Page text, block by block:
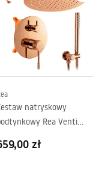
natryskowy
Rea Venti
zł